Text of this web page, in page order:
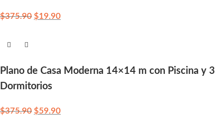
$375.90 $19.90
Plano de Casa Moderna 14×14 m con Piscina y 3
Dormitorios
$375.90 $59.90